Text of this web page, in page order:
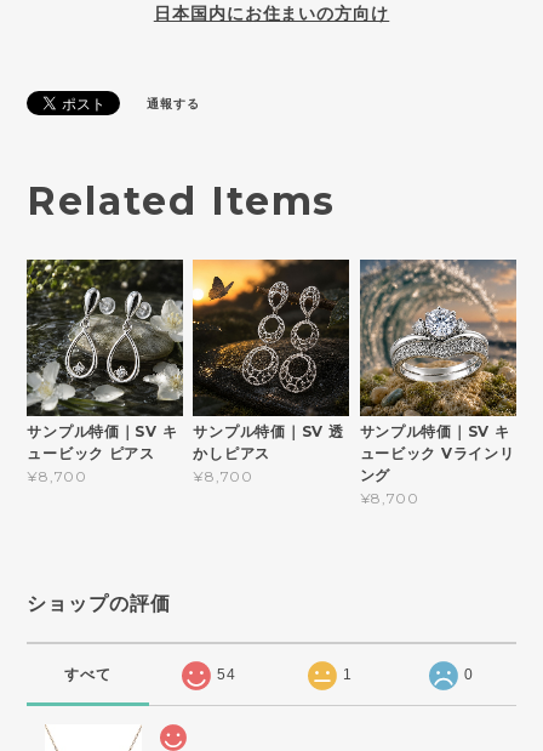
日本国内にお住まいの方向け
通報する
Related Items
サンプル特価｜SV キ
ュービック ピアス
¥8,700
サンプル特価｜SV 透
かしピアス
¥8,700
サンプル特価｜SV キ
ュービック Vラインリ
ング
¥8,700
ショップの評価
すべて 54 1 0